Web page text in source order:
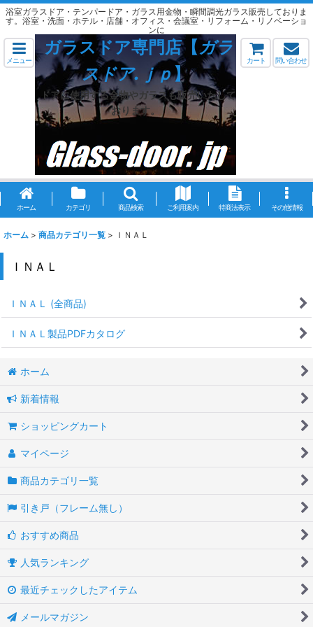
浴室ガラスドア・テンパードア・ガラス用金物・瞬間調光ガラス販売しておりま
す。浴室・洗面・ホテル・店舗・オフィス・会議室・リフォーム・リノベーショ
ンに
メニュー
ガラスドア専門店【ガラ
スドア.ｊｐ】
ドアに使用する金物やガラスも販売いたして
おります。
カート 問い合わせ
ホーム カテゴリ 商品検索 ご利用案内 特商法表示 その他情報
ホーム > 商品カテゴリ一覧 > ＩＮＡＬ
ＩＮＡＬ
ＩＮＡＬ (全商品)
ＩＮＡＬ製品PDFカタログ
ホーム
新着情報
ショッピングカート
マイページ
商品カテゴリ一覧
引き戸（フレーム無し）
おすすめ商品
人気ランキング
最近チェックしたアイテム
メールマガジン